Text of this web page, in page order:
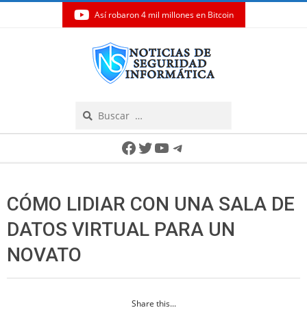
Así robaron 4 mil millones en Bitcoin
Facebook
Twitter
YouTube
Telegram
CÓMO LIDIAR CON UNA SALA DE
DATOS VIRTUAL PARA UN
NOVATO
Share this...